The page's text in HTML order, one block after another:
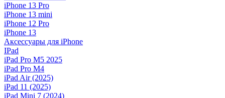
iPhone 13 Pro
iPhone 13 mini
iPhone 12 Pro
iPhone 13
Аксессуары для iPhone
IPad
iPad Pro M5 2025
iPad Pro M4
iPad Air (2025)
iPad 11 (2025)
iPad Mini 7 (2024)